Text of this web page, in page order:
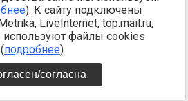
). К сайту подключены
LiveInternet, top.mail.ru,
используют файлы cookies
(подробнее).
согласна